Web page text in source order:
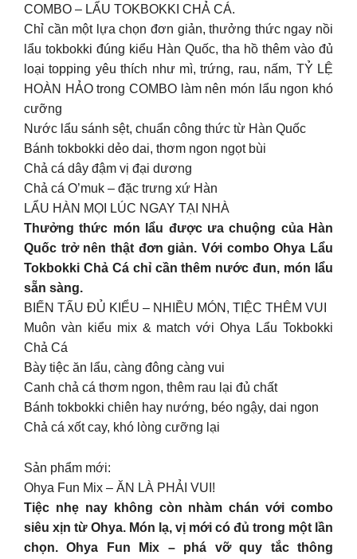
COMBO – LẨU TOKBOKKI CHẢ CÁ.
Chỉ cần một lựa chọn đơn giản, thưởng thức ngay nồi
lẩu tokbokki đúng kiểu Hàn Quốc, tha hồ thêm vào đủ
loại topping yêu thích như mì, trứng, rau, nấm, TỶ LỆ
HOÀN HẢO trong COMBO làm nên món lẩu ngon khó
cưỡng
Nước lẩu sánh sệt, chuẩn công thức từ Hàn Quốc
Bánh tokbokki dẻo dai, thơm ngon ngọt bùi
Chả cá dây đậm vị đại dương
Chả cá O’muk – đặc trưng xứ Hàn
LẨU HÀN MỌI LÚC NGAY TẠI NHÀ
Thưởng thức món lẩu được ưa chuộng của Hàn
Quốc trở nên thật đơn giản. Với combo Ohya Lẩu
Tokbokki Chả Cá chỉ cần thêm nước đun, món lẩu
sẵn sàng.
BIẾN TẤU ĐỦ KIỂU – NHIỀU MÓN, TIỆC THÊM VUI
Muôn vàn kiểu mix & match với Ohya Lẩu Tokbokki
Chả Cá
Bày tiệc ăn lẩu, càng đông càng vui
Canh chả cá thơm ngon, thêm rau lại đủ chất
Bánh tokbokki chiên hay nướng, béo ngậy, dai ngon
Chả cá xốt cay, khó lòng cưỡng lại
Sản phẩm mới:
Ohya Fun Mix – ĂN LÀ PHẢI VUI!
Tiệc nhẹ nay không còn nhàm chán với combo
siêu xịn từ Ohya. Món lạ, vị mới có đủ trong một lần
chọn. Ohya Fun Mix – phá vỡ quy tắc thông